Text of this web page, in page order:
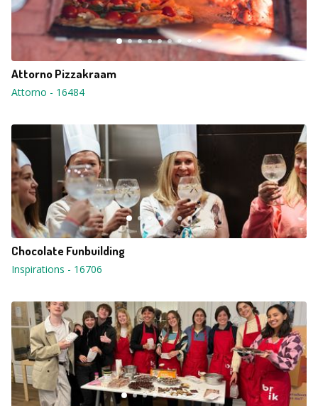
Attorno Pizzakraam
Attorno - 16484
Chocolate Funbuilding
Inspirations - 16706